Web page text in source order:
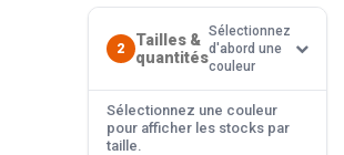
2
Tailles &
quantités
Sélectionnez
d'abord une
couleur
Sélectionnez une couleur
pour afficher les stocks par
taille.